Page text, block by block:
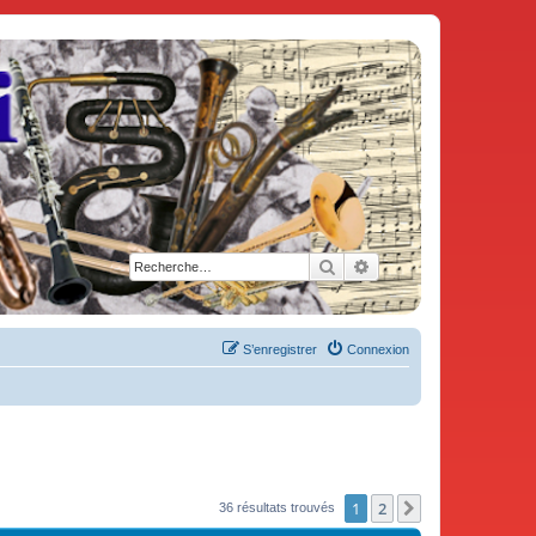
Rechercher
Recherche avancée
Connexion
S’enregistrer
36 résultats trouvés 1 2